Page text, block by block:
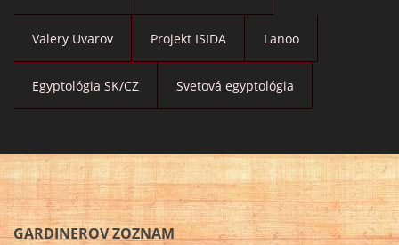
Valery Uvarov Projekt ISIDA Lanoo
Egyptológia SK/CZ Svetová egyptológia
GARDINEROV ZOZNAM